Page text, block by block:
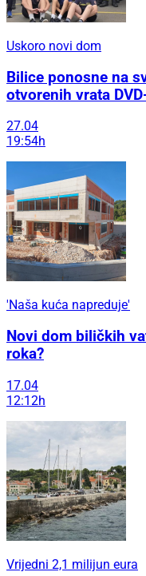
Uskoro novi dom
Bilice ponosne na
otvorenih vrata
27.04
19:54h
'Naša kuća napreduje'
Novi dom biličkih
roka?
17.04
12:12h
Vrijedni 2,1 milijun eura